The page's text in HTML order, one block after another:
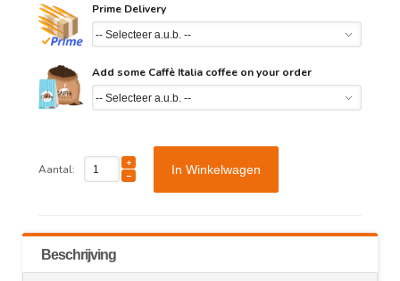
Prime Delivery
Add some Caffè Italia coffee on your order
Aantal: In Winkelwagen
Beschrijving